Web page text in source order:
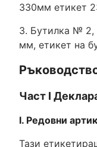
330мм етикет
3. Бутилка № 2,
мм, етикет на
Част I
I. Редовни
Тази